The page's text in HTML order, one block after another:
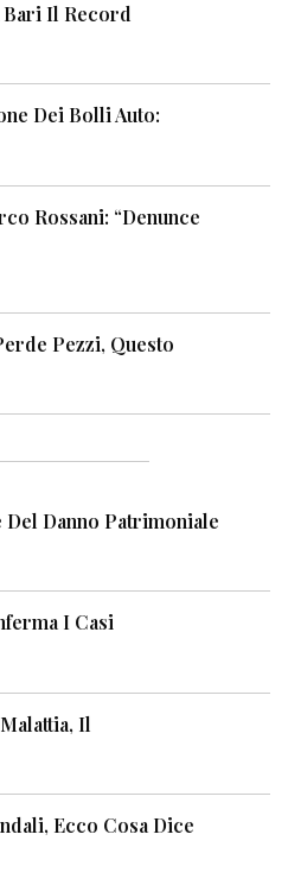
Bari Il Record
Dei Bolli Auto:
Rossani: “Denunce
Pezzi, Questo
Danno Patrimoniale
I Casi
Il
Ecco Cosa Dice